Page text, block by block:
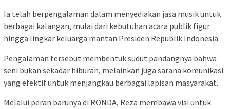
Ia telah berpengalaman dalam menyediakan jasa musik untuk
berbagai kalangan, mulai dari kebutuhan acara publik figur
hingga lingkar keluarga mantan Presiden Republik Indonesia.
Pengalaman tersebut membentuk sudut pandangnya bahwa
seni bukan sekadar hiburan, melainkan juga sarana komunikasi
yang efektif untuk menjangkau berbagai lapisan masyarakat.
Melalui peran barunya di RONDA, Reza membawa visi untuk